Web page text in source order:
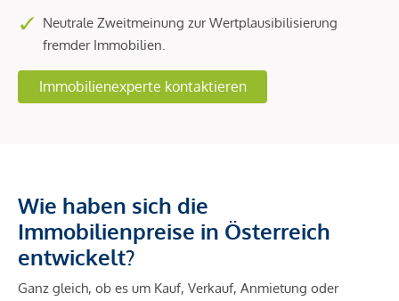
Neutrale Zweitmeinung zur Wertplausibilisierung
fremder Immobilien.
Immobilienexperte kontaktieren
Wie haben sich die
Immobilienpreise in Österreich
entwickelt?
Ganz gleich, ob es um Kauf, Verkauf, Anmietung oder